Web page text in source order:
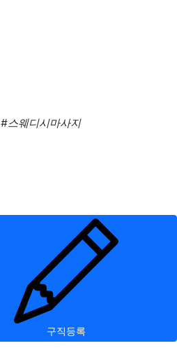
#스웨디시마사지
구직등록